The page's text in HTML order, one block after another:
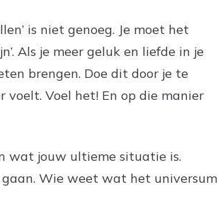
is niet genoeg. Je moet het
Als je meer geluk en liefde in je
brengen. Doe dit door je te
Voel het! En op die manier
wat jouw ultieme situatie is.
Wie weet wat het universum